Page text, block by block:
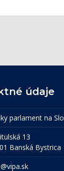
údaje
parlament na
13
Banská Bystrica